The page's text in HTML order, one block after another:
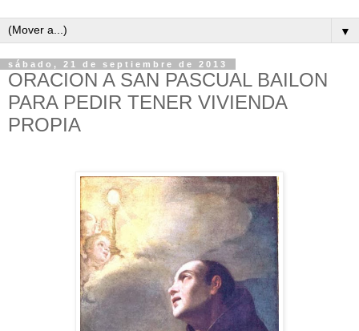
▼
sábado, 21 de septiembre de 2013
ORACION A SAN PASCUAL BAILON
PARA PEDIR TENER VIVIENDA
PROPIA